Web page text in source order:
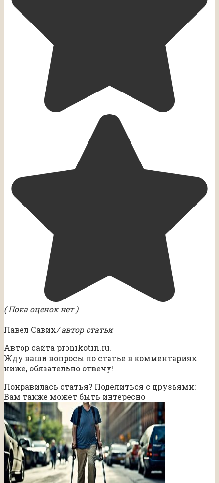
( Пока оценок нет )
Павел Савих/ автор статьи
Автор сайта pronikotin.ru.
Жду ваши вопросы по статье в комментариях
ниже, обязательно отвечу!
Понравилась статья? Поделиться с друзьями:
Вам также может быть интересно